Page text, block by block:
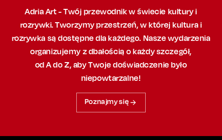
Adria Art - Twój przewodnik w świecie kultury i
rozrywki. Tworzymy przestrzeń,w której kultura i
rozrywka są dostępne dla każdego. Nasze wydarzenia
organizujemy z dbałością o każdy szczegół,
od A do Z, abyTwoje doświadczenie było
niepowtarzalne!
Poznajmy się